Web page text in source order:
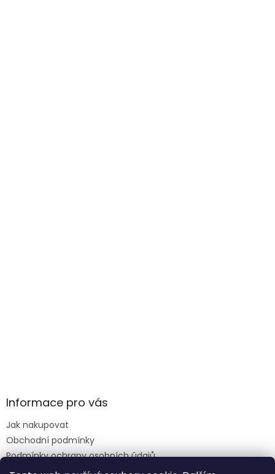
Informace pro vás
Jak nakupovat
Obchodní podmínky
Podmínky ochrany osobních údajů
Reklamace formulář